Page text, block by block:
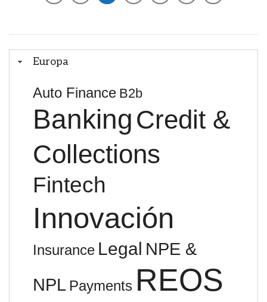
Europa
Auto Finance B2b
Banking Credit &
Collections
Fintech
Innovación
Insurance Legal NPE &
NPL Payments REOS